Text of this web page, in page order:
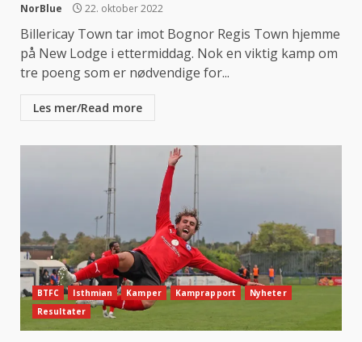
NorBlue 22. oktober 2022
Billericay Town tar imot Bognor Regis Town hjemme
på New Lodge i ettermiddag. Nok en viktig kamp om
tre poeng som er nødvendige for...
Les mer/Read more
BTFC Isthmian Kamper Kamprapport
Nyheter
Resultater